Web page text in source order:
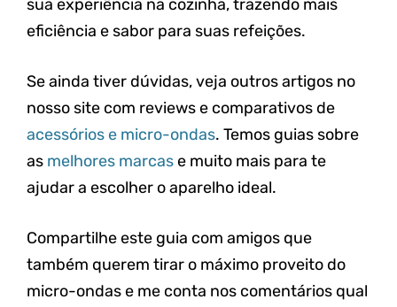
sua experiência na cozinha, trazendo mais
eficiência e sabor para suas refeições.
Se ainda tiver dúvidas, veja outros artigos no
nosso site com reviews e comparativos de
acessórios e micro-ondas. Temos guias sobre
as melhores marcase muito mais para te
ajudar a escolher o aparelho ideal.
Compartilhe este guia com amigos que
também querem tirar o máximo proveito do
micro-ondas e me conta nos comentários qual